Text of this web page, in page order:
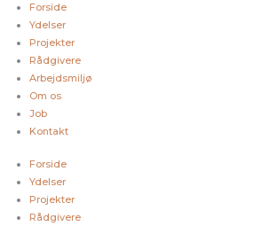
Forside
Ydelser
Projekter
Rådgivere
Arbejdsmiljø
Om os
Job
Kontakt
Forside
Ydelser
Projekter
Rådgivere